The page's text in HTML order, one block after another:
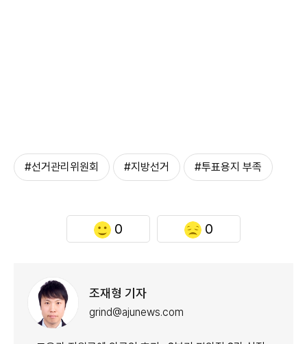
#선거관리위원회 #지방선거 #투표용지 부족
0 0
조재형 기자
grind@ajunews.com